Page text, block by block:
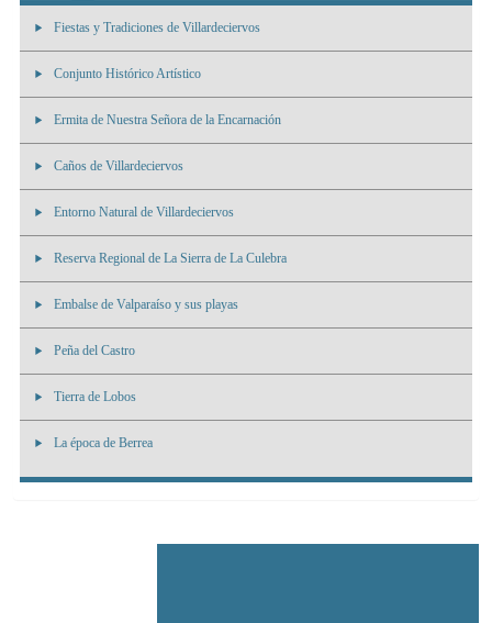
Fiestas y Tradiciones de Villardeciervos
Conjunto Histórico Artístico
Ermita de Nuestra Señora de la Encarnación
Caños de Villardeciervos
Entorno Natural de Villardeciervos
Reserva Regional de La Sierra de La Culebra
Embalse de Valparaíso y sus playas
Peña del Castro
Tierra de Lobos
La época de Berrea